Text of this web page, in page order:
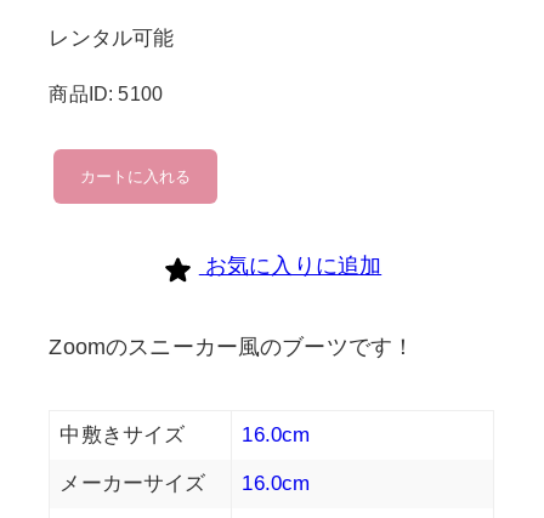
レンタル可能
商品ID: 5100
zoom
個
カートに入れる
お気に入りに追加
Zoomのスニーカー風のブーツです！
中敷きサイズ 16.0cm
メーカーサイズ 16.0cm